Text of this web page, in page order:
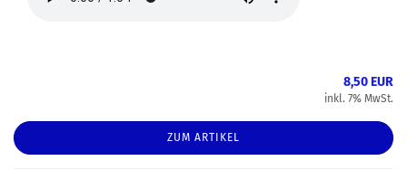
8,50 EUR
inkl. 7% MwSt.
ZUM ARTIKEL